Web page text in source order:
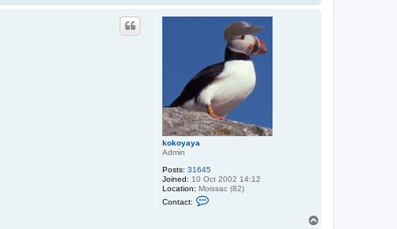
kokoyaya
Admin
Posts: 31645
Joined: 10 Oct 2002 14:12
Location: Moissac (82)
Contact: